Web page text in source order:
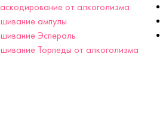
от алкоголизма
ампулы
Эспераль
Торпеды от алкоголизма